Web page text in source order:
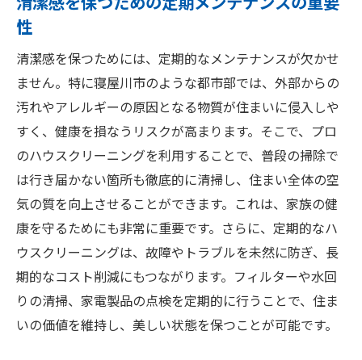
生活スタイルに合わせたサービスの提案
地域密着型サービスの利点
保険で守られる寝屋川市のハウスクリーニング
の利点
保険付きサービスのコストパフォーマンス
安心して任せられるプロの清掃技術
トラブル発生時の迅速な対応力
安心感を提供する保険の具体例
利用者が語る安心感の理由
保険付きサービスの賢い選び方
寝屋川市の住まいを保険付きハウスクリーニン
グで守る理由
性
清潔感を保つためには、定期的なメンテナンスが欠かせ
ません。特に寝屋川市のような都市部では、外部からの
汚れやアレルギーの原因となる物質が住まいに侵入しや
すく、健康を損なうリスクが高まります。そこで、プロ
のハウスクリーニングを利用することで、普段の掃除で
は行き届かない箇所も徹底的に清掃し、住まい全体の空
気の質を向上させることができます。これは、家族の健
康を守るためにも非常に重要です。さらに、定期的なハ
ウスクリーニングは、故障やトラブルを未然に防ぎ、長
期的なコスト削減にもつながります。フィルターや水回
りの清掃、家電製品の点検を定期的に行うことで、住ま
いの価値を維持し、美しい状態を保つことが可能です。